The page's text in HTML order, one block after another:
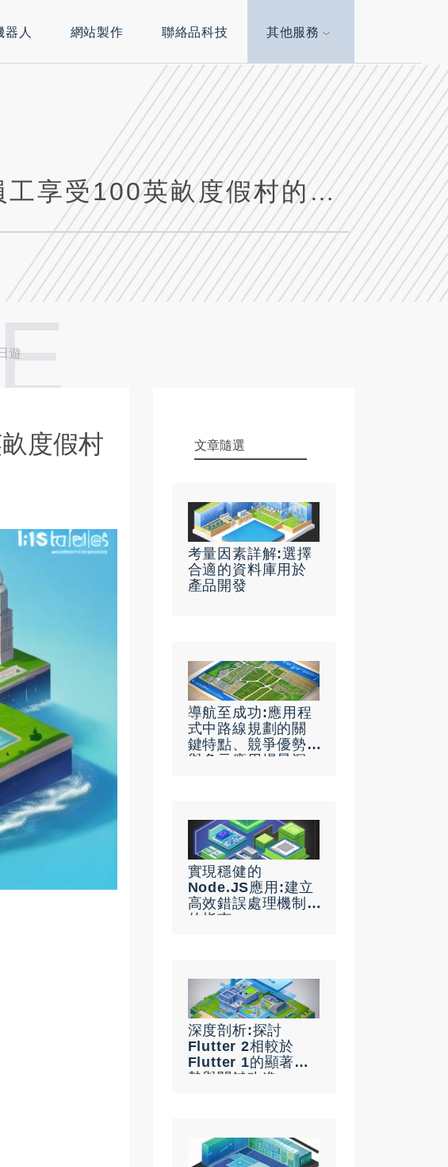
器人 網站製作 聯絡品科技 其他服務
Peerbits慶祝創業11周年:公司員工享受100英畝度假村的趣味一日遊
遊
度假村
文章隨選
考量因素詳解:選擇
合適的資料庫用於
產品開發
導航至成功:應用程
式中路線規劃的關
鍵特點、競爭優勢
與多元應用場景深
實現穩健的
Node.JS應用:建立
高效錯誤處理機制
的指南
深度剖析:探討
Flutter 2相較於
Flutter 1的顯著優
勢與關鍵改進